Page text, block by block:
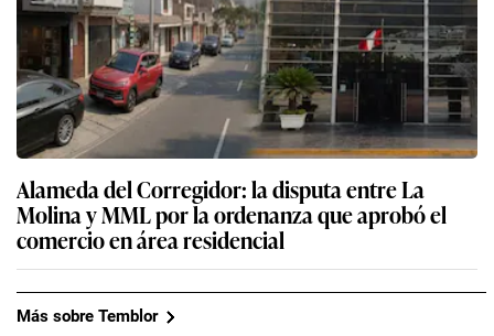
Alameda del Corregidor: la disputa entre La
Molina y MML por la ordenanza que aprobó el
comercio en área residencial
Más sobre Temblor